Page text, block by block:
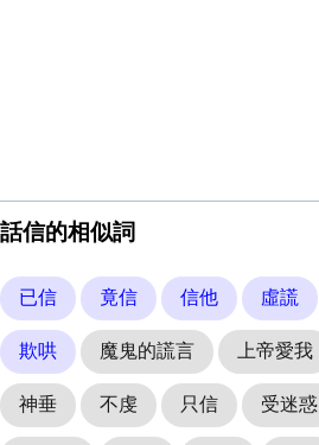
話信的相似詞
已信 竟信 信他 虛謊
欺哄 魔鬼的謊言 上帝愛我
神垂 不虔 只信 受迷惑